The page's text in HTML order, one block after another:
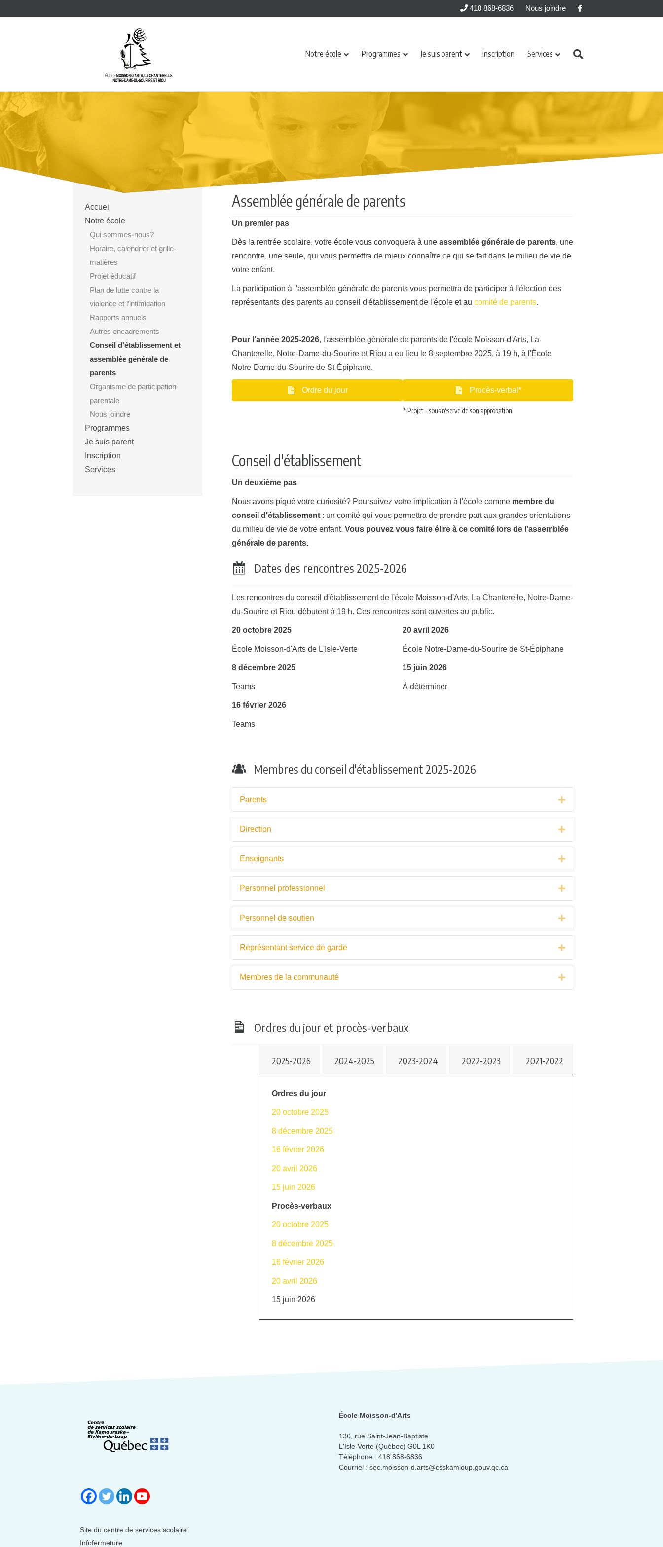
418 868-6836 Nous joindre Facebook
Notre école Programmes Je suis parent Inscription Services
Accueil
Notre école
Qui sommes-nous?
Horaire, calendrier et grille-
matières
Projet éducatif
Plan de lutte contre la
violence et l’intimidation
Rapports annuels
Autres encadrements
Conseil d’établissement et
assemblée générale de
parents
Organisme de participation
parentale
Nous joindre
Programmes
Je suis parent
Inscription
Services
Assemblée générale de parents
Un premier pas
Dès la rentrée scolaire, votre école vous convoquera à une assemblée générale de parents, une
rencontre, une seule, qui vous permettra de mieux connaître ce qui se fait dans le milieu de vie de
votre enfant.
La participation à l'assemblée générale de parents vous permettra de participer à l'élection des
représentants des parents au conseil d'établissement de l'école et au comité de parents.
Pour l'année 2025-2026, l'assemblée générale de parents de l'école Moisson-d'Arts, La
Chanterelle, Notre-Dame-du-Sourire et Riou a eu lieu le 8 septembre 2025, à 19 h, à l'École
Notre-Dame-du-Sourire de St-Épiphane.
Ordre du jour Procès-verbal*
* Projet - sous réserve de son approbation.
Conseil d'établissement
Un deuxième pas
Nous avons piqué votre curiosité? Poursuivez votre implication à l'école comme membre du
conseil d'établissement: un comité qui vous permettra de prendre part aux grandes orientations
du milieu de vie de votre enfant. Vous pouvez vous faire élire à ce comité lors de l'assemblée
générale de parents.
Dates des rencontres 2025-2026
Les rencontres du conseil d'établissement de l'école Moisson-d'Arts, La Chanterelle, Notre-Dame-
du-Sourire et Riou débutent à 19 h. Ces rencontres sont ouvertes au public.
20 octobre 2025
École Moisson-d'Arts de L'Isle-Verte
8 décembre 2025
Teams
16 février 2026
Teams
20 avril 2026
École Notre-Dame-du-Sourire de St-Épiphane
15 juin 2026
À déterminer
Membres du conseil d'établissement 2025-2026
Parents Expand
Direction Expand
Enseignants Expand
Personnel professionnel Expand
Personnel de soutien Expand
Représentant service de garde Expand
Membres de la communauté Expand
Ordres du jour et procès-verbaux
2025-2026 2024-2025 2023-2024 2022-2023 2021-2022
Ordres du jour
20 octobre 2025
8 décembre 2025
16 février 2026
20 avril 2026
15 juin 2026
Procès-verbaux
20 octobre 2025
8 décembre 2025
16 février 2026
20 avril 2026
15 juin 2026
Site du centre de services scolaire
Infofermeture
École Moisson-d'Arts
136, rue Saint-Jean-Baptiste
L'Isle-Verte (Québec) G0L 1K0
Téléphone : 418 868-6836
Courriel : sec.moisson-d.arts@csskamloup.gouv.qc.ca